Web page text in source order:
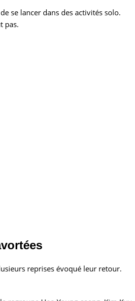
se lancer dans des activités solo.
pas.
reprises évoqué leur retour.